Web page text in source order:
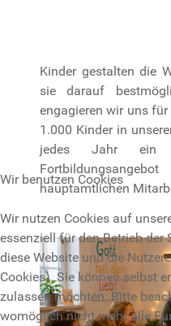
Kinder gestalten die
sie darauf
engagieren wir uns
1.000 Kinder in
jedes Jahr ein
hauptamtlichen
Wir benutzen Cookies
Wir nutzen Cookies auf
essenziell für den Betrieb der
diese Website und die
Cookies). Sie können selbst
zulassen möchten. Bitte
womöglich nicht mehr alle